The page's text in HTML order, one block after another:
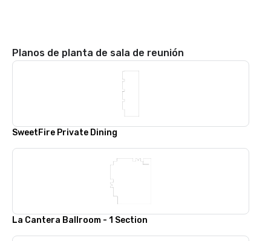
Planos de planta de sala de reunión
SweetFire Private Dining
La Cantera Ballroom - 1 Section